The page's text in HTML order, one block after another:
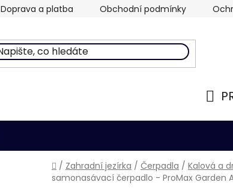
Doprava a platba Obchodní podmínky
Domů
/ Zahradní jezírka / Čerpadla / Kalová a
samonasávací čerpadlo - ProMax Garden